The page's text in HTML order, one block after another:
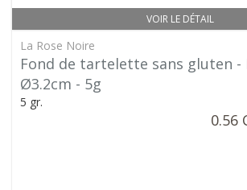
VOIR LE DÉTAIL
La Rose Noire
Fond de tartelette sans gluten -
Ø3.2cm - 5g
5 gr.
0.56